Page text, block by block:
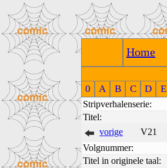
Home
0 A B C D E
Stripverhalenserie:
Titel:
vorige
V21
Volgnummer:
Titel in originele taal: